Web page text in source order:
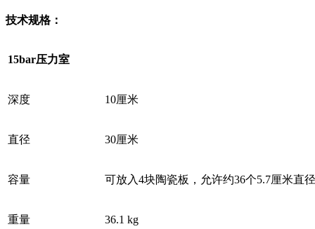
技术规格：
15bar压力室
深度 10厘米
直径 30厘米
容量 可放入4块陶瓷板，允许约36个5.7厘米直
重量 36.1 kg